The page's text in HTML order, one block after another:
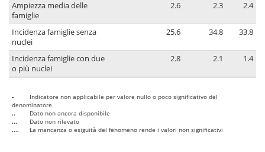
Ampiezza media delle
famiglie
2.6 2.3 2.4
Incidenza famiglie senza
nuclei
25.6 34.8 33.8
Incidenza famiglie con due
o più nuclei
2.8 2.1 1.4
-
Indicatore non applicabile per valore nullo o poco significativo del
denominatore
..
Dato non ancora disponibile
...
Dato non rilevato
....
La mancanza o esiguità del fenomeno rende i valori non significativi